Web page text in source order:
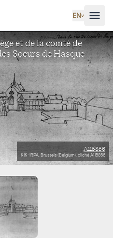
EN˅
et de la comté de
Soeurs de Hasque
A115856
KIK-IRPA, Brussels (Belgium), cliché A115856